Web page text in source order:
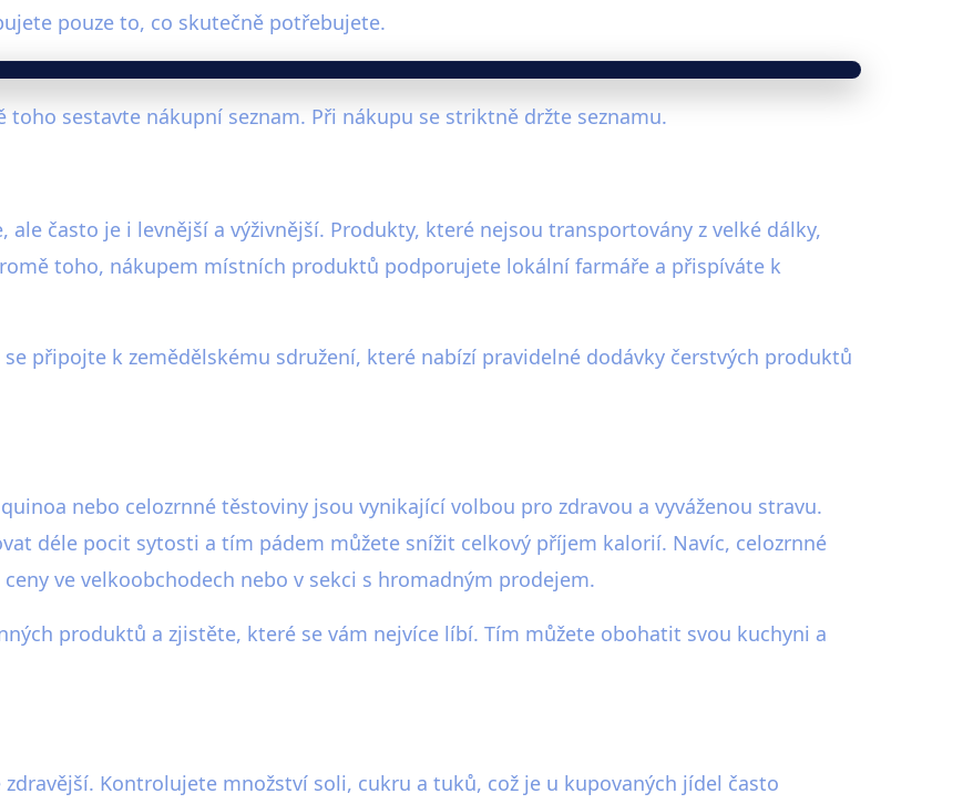
pouze to, co skutečně potřebujete.
sestavte nákupní seznam. Při nákupu se striktně držte seznamu.
ale často je i levnější a výživnější. Produkty, které nejsou transportovány z velké dálky,
toho, nákupem místních produktů podporujete lokální farmáře a přispíváte k
připojte k zemědělskému sdružení, které nabízí pravidelné dodávky čerstvých produktů
nebo celozrnné těstoviny jsou vynikající volbou pro zdravou a vyváženou stravu.
déle pocit sytosti a tím pádem můžete snížit celkový příjem kalorií. Navíc, celozrnné
ve velkoobchodech nebo v sekci s hromadným prodejem.
produktů a zjistěte, které se vám nejvíce líbí. Tím můžete obohatit svou kuchyni a
Kontrolujete množství soli, cukru a tuků, což je u kupovaných jídel často